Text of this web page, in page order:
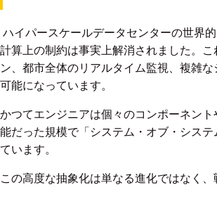
ハイパースケールデータセンターの世界
計算上の制約は事実上解消されました。
ン、都市全体のリアルタイム監視、複雑
可能になっています。
かつてエンジニアは個々のコンポーネン
能だった規模で「システム・オブ・シス
ています。
この高度な抽象化は単なる進化ではなく